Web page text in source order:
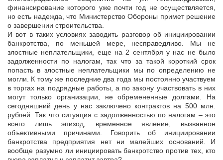
финансирование которого уже почти год не осуществляется,
но есть надежда, что Министерство Обороны примет решение
о завершении строительства.
И вот в таких условиях заводить разговор об инициировании
банкротства, по меньшей мере, несправедливо. Мы не
злостные неплательщики, еще на 2 сентября у нас не было
задолженности по налогам, так что за такой короткий срок
попасть в злостные неплательщики мы по определению не
могли. К тому же последние два года мы постоянно участвуем
в торгах на подрядные работы, а по закону участвовать в них
могут только организации, не обремененные долгами. На
сегодняшний день у нас заключено контрактов на 500 млн.
рублей. Так что ситуация с задолженностью по налогам – это
всего лишь эпизод, временное явление, вызванное
объективными причинами. Говорить об инициировании
банкротства предприятия нет ни малейших оснований. И
вообще разумно ли инициировать банкротство против тех, кто